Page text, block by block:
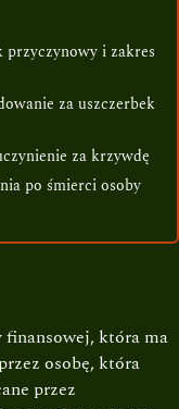
przyczynowy i zakres
za uszczerbek
za krzywdę
po śmierci osoby
która ma
osobę, która
przez